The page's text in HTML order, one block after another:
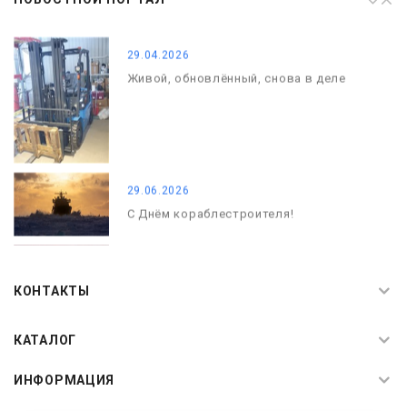
С Днём Победы. Память, которая с
29.04.2026
Живой, обновлённый, снова в деле
29.06.2026
С Днём кораблестроителя!
КОНТАКТЫ
КАТАЛОГ
ИНФОРМАЦИЯ